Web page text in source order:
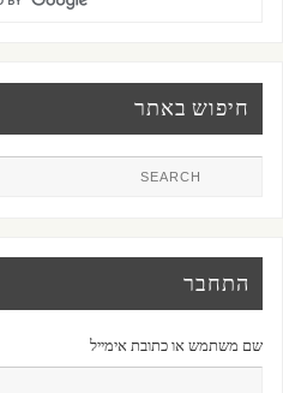
חיפוש באתר
התחבר
שם משתמש או כתובת אימייל